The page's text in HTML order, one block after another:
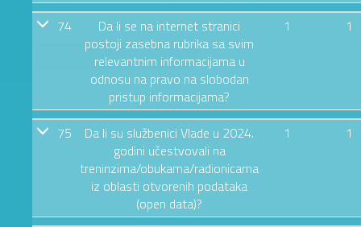
74
Da li se na internet stranici
postoji zasebna rubrika sa svim
relevantnim informacijama u
odnosu na pravo na slobodan
pristup informacijama?
1 1
75
Da li su službenici Vlade u 2024.
godini učestvovali na
treninzima/obukama/radionicama
iz oblasti otvorenih podataka
(open data)?
1 1